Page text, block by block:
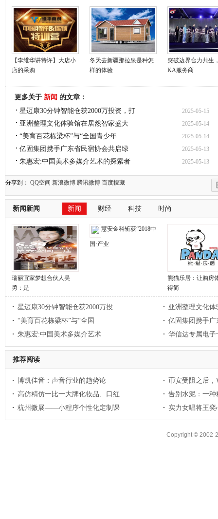
【李维华讲特许】大店小
店的采购
冬天去新疆那拉泉是种怎
样的体验
突破边界合力共生
KA服务商
更多关于 新闻 的文章：
星迈康30分钟智能仓获2000万投资，打
2025-05-15
亚洲整理文化体验馆在居然智家盛大 2025-05-14
“美育百花栋梁杯”与“全国青少年 2025-05-14
亿固集团携手广东省民宿协会共启绿 2025-05-13
朱惠宏:中国美术多媒介艺术的探索者 2025-05-13
分享到： QQ空间 新浪微博 腾讯微博 百度搜藏
新闻新闻 新闻 财经 科技 时尚
瑞丽宜家梦想合伙人吴
勇：是
慧安金科斩获“2018中
国·产业
熊猫乐居：让购房
得简
星迈康30分钟智能仓获2000万投
亚洲整理文化
“美育百花栋梁杯”与“全国
亿固集团携手
朱惠宏:中国美术多媒介艺术
华信达专属电子
推荐阅读
博凯佳音：声音行业的趋势论
币安受阻之后，
高仿精仿一比一大牌化妆品、口红
告别水泥：一
杭州微展——小程序个性化定制课
实力女唱将王
Copyright © 2002-